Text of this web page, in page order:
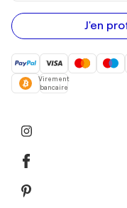
e-
mail
J'en
Virement
bancaire